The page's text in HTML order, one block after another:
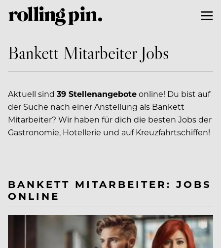
Bankett Mitarbeiter Jobs
Aktuell sind 39 Stellenangeboteonline! Du bist auf
der Suche nach einer Anstellung als Bankett
Mitarbeiter? Wir haben für dich die besten Jobs der
Gastronomie, Hotellerie und auf Kreuzfahrtschiffen!
BANKETT MITARBEITER: JOBS
ONLINE